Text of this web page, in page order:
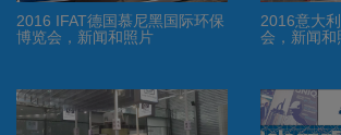
兰国际MCE展
Zenit Group at Imola SBK
Round